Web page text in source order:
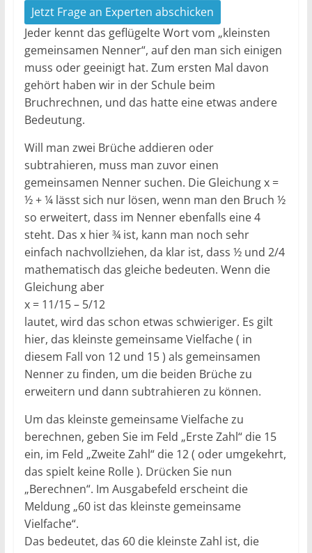
Jetzt Frage an Experten abschicken
Jeder kennt das geflügelte Wort vom „kleinsten
gemeinsamen Nenner“, auf den man sich einigen
muss oder geeinigt hat. Zum ersten Mal davon
gehört haben wir in der Schule beim
Bruchrechnen, und das hatte eine etwas andere
Bedeutung.
Will man zwei Brüche addieren oder
subtrahieren, muss man zuvor einen
gemeinsamen Nenner suchen. Die Gleichung x =
½ + ¼ lässt sich nur lösen, wenn man den Bruch ½
so erweitert, dass im Nenner ebenfalls eine 4
steht. Das x hier ¾ ist, kann man noch sehr
einfach nachvollziehen, da klar ist, dass ½ und 2/4
mathematisch das gleiche bedeuten. Wenn die
Gleichung aber
x = 11/15 – 5/12
lautet, wird das schon etwas schwieriger. Es gilt
hier, das kleinste gemeinsame Vielfache ( in
diesem Fall von 12 und 15 ) als gemeinsamen
Nenner zu finden, um die beiden Brüche zu
erweitern und dann subtrahieren zu können.
Um das kleinste gemeinsame Vielfache zu
berechnen, geben Sie im Feld „Erste Zahl“ die 15
ein, im Feld „Zweite Zahl“ die 12 ( oder umgekehrt,
das spielt keine Rolle ). Drücken Sie nun
„Berechnen“. Im Ausgabefeld erscheint die
Meldung „60 ist das kleinste gemeinsame
Vielfache“.
Das bedeutet, das 60 die kleinste Zahl ist, die